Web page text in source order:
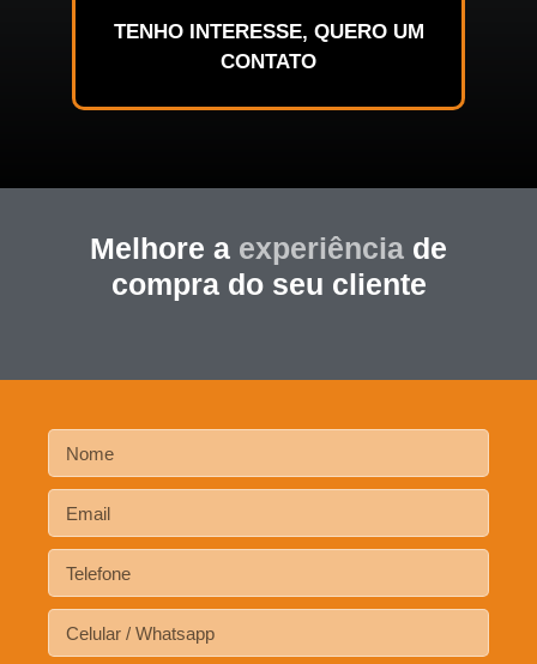
TENHO INTERESSE, QUERO UM
CONTATO
Melhore a experiência de
compra do seu cliente